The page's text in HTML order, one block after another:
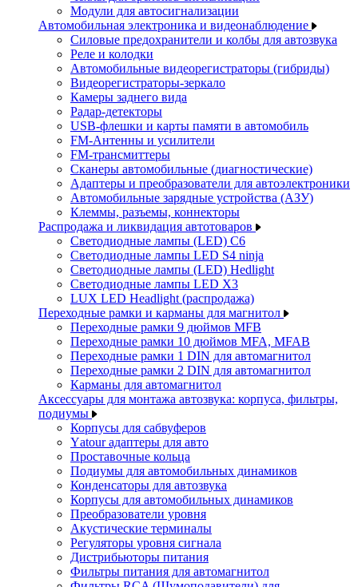
Модули для автосигнализации
Автомобильная электроника и видеонаблюдение
Силовые предохранители и колбы для автозвука
Реле и колодки
Автомобильные видеорегистраторы (гибриды)
Видеорегистраторы-зеркало
Камеры заднего вида
Радар-детекторы
USB-флешки и карты памяти в автомобиль
FM-Антенны и усилители
FM-трансмиттеры
Сканеры автомобильные (диагностические)
Адаптеры и преобразователи для автоэлектроники
Автомобильные зарядные устройства (АЗУ)
Клеммы, разъемы, коннекторы
Распродажа и ликвидация автотоваров
Светодиодные лампы (LED) C6
Светодиодные лампы LED S4 ninja
Светодиодные лампы (LED) Hedlight
Светодиодные лампы LED X3
LUX LED Headlight (распродажа)
Переходные рамки и карманы для магнитол
Переходные рамки 9 дюймов MFB
Переходные рамки 10 дюймов MFA, MFAB
Переходные рамки 1 DIN для автомагнитол
Переходные рамки 2 DIN для автомагнитол
Карманы для автомагнитол
Аксессуары для монтажа автозвука: корпуса, фильтры,
подиумы
Корпусы для сабвуферов
Yаtour адаптеры для авто
Проставочные кольца
Подиумы для автомобильных динамиков
Конденсаторы для автозвука
Корпусы для автомобильных динамиков
Преобразователи уровня
Акустические терминалы
Регуляторы уровня сигнала
Дистрибьюторы питания
Фильтры питания для автомагнитол